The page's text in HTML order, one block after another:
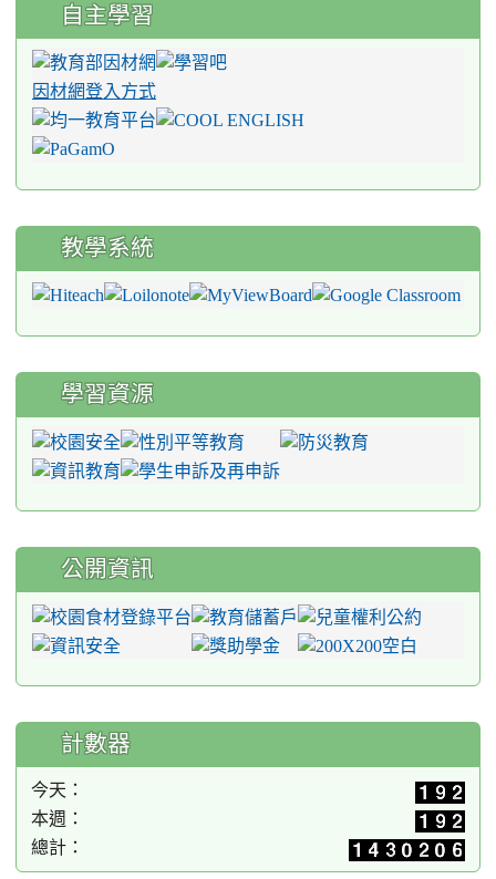
自主學習
因材網登入方式
教學系統
學習資源
公開資訊
計數器
今天：
本週：
總計：